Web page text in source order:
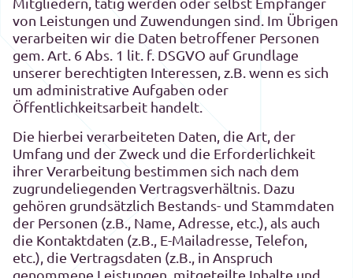
von Leistungen und Zuwendungen sind. Im Übrigen
verarbeiten wir die Daten betroffener Personen
gem. Art. 6 Abs. 1 lit. f. DSGVO auf Grundlage
unserer berechtigten Interessen, z.B. wenn es sich
um administrative Aufgaben oder
Öffentlichkeitsarbeit handelt.
Die hierbei verarbeiteten Daten, die Art, der
Umfang und der Zweck und die Erforderlichkeit
ihrer Verarbeitung bestimmen sich nach dem
zugrundeliegenden Vertragsverhältnis. Dazu
gehören grundsätzlich Bestands- und Stammdaten
der Personen (z.B., Name, Adresse, etc.), als auch
die Kontaktdaten (z.B., E-Mailadresse, Telefon,
etc.), die Vertragsdaten (z.B., in Anspruch
genommene Leistungen, mitgeteilte Inhalte und